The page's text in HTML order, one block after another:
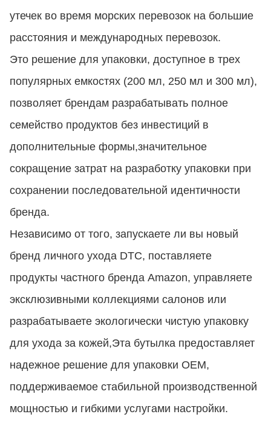
утечек во время морских перевозок на большие
расстояния и международных перевозок.
Это решение для упаковки, доступное в трех
популярных емкостях (200 мл, 250 мл и 300 мл),
позволяет брендам разрабатывать полное
семейство продуктов без инвестиций в
дополнительные формы,значительное
сокращение затрат на разработку упаковки при
сохранении последовательной идентичности
бренда.
Независимо от того, запускаете ли вы новый
бренд личного ухода DTC, поставляете
продукты частного бренда Amazon, управляете
эксклюзивными коллекциями салонов или
разрабатываете экологически чистую упаковку
для ухода за кожей,Эта бутылка предоставляет
надежное решение для упаковки OEM,
поддерживаемое стабильной производственной
мощностью и гибкими услугами настройки.